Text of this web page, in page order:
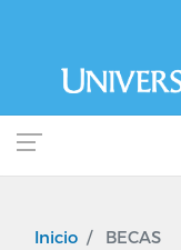
Inicio
BECAS